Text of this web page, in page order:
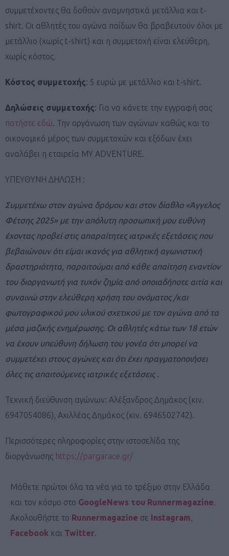
συμμετέχοντες θα δοθούν αναμνηστικά μετάλλια και t-
shirt. Οι αθλητές του αγώνα παίδων θα βραβευτούν όλοι με
μετάλλιο (χωρίς t-shirt) και η συμμετοχή είναι ελεύθερη,
χωρίς κόστος.
Κόστος συμμετοχής: 5 ευρώ με μετάλλιο και t-shirt.
Δηλώσεις συμμετοχής: Για να κάνετε την εγγραφή σας
πατήστε εδώ. Την οργάνωση των αγώνων καθώς και το
οικονομικό μέρος των συμμετοχών και εξόδων έχει
αναλάβει η εταιρεία MY ADVENTURE.
ΥΠΕΥΘΥΝΗ ΔΗΛΩΣΗ :
Συμμετέχω στον αγώνα δρόμου και στον δίαθλο «Άγγελος
Φέτσης 2025» με την απόλυτη προσωπική μου ευθύνη
έχοντας προβεί στις απαραίτητες ιατρικές εξετάσεις που
βεβαιώνουν ότι είμαι ικανός για αθλητική αγωνιστική
δραστηριότητα, παραιτούμαι από κάθε απαίτηση εναντίον
του διοργανωτή για τυχόν ζημία από οποιαδήποτε αιτία και
συναινώ στην ελεύθερη χρήση του ονόματος /και
φωτογραφικού μου υλικού σχετικού με τον αγώνα από τα
μέσα μαζικής ενημέρωσης. Οι αθλητές κάτω των 18 ετών
να έχουν υπεύθυνη δήλωση του γονέα ότι μπορεί να
συμμετέχει στους αγώνες και ότι έχει πραγματοποιήσει
όλες τις απαιτούμενες ιατρικές εξετάσεις .
Τεχνική διεύθυνση αγώνων: Αλέξανδρος Δημάκος (κιν.
6947054086), Αχιλλέας Δημάκος (κιν. 6946502742).
Περισσότερες πληροφορίες στην ιστοσελίδα της
διοργάνωσης https://pargarace.gr/
Μάθετε πρώτοι όλα τα νέα για το τρέξιμο στην Ελλάδα
και τον κόσμο στο GoogleNews του Runnermagazine.
Ακολουθήστε το Runnermagazine σε Instagram,
Facebook και Twitter.